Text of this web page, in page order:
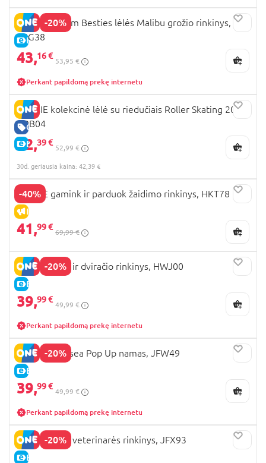
-20%
E-KAINA
BARBIE Dream Besties lėlės Malibu grožio rinkinys,
JGG38
43,16 €
53,95 €
Perkant papildomą prekę internetu
GERA KAINA
E-KAINA
BARBIE kolekcinė lėlė su riedučiais Roller Skating 2023,
HRB04
42,39 €
52,99 €
30d. geriausia kaina: 42,39 €
-40%
IŠPARDAVIMAS
BARBIE gamink ir parduok žaidimo rinkinys, HKT78
41,99 €
69,99 €
-20%
E-KAINA
BARBIE lėlės ir dviračio rinkinys, HWJ00
39,99 €
49,99 €
Perkant papildomą prekę internetu
-20%
E-KAINA
BARBIE Chelsea Pop Up namas, JFW49
39,99 €
49,99 €
Perkant papildomą prekę internetu
-20%
E-KAINA
BARBIE lėlės veterinarės rinkinys, JFX93